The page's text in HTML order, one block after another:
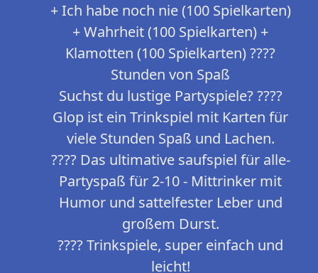
+ Ich habe noch nie (100 Spielkarten)
+ Wahrheit (100 Spielkarten) +
Klamotten (100 Spielkarten) ????
Stunden von Spaß
Suchst du lustige Partyspiele? ????
Glop ist ein Trinkspiel mit Karten für
viele Stunden Spaß und Lachen.
???? Das ultimative saufspiel für alle-
Partyspaß für 2-10 - Mittrinker mit
Humor und sattelfester Leber und
großem Durst.
???? Trinkspiele, super einfach und
leicht!